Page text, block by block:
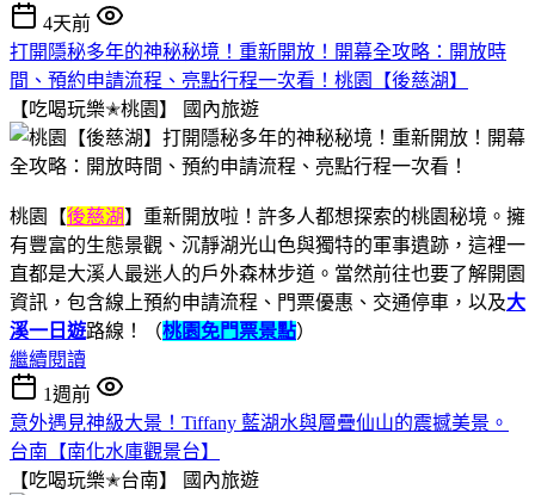
4天前
打開隱秘多年的神秘秘境！重新開放！開幕全攻略：開放時
間、預約申請流程、亮點行程一次看！桃園【後慈湖】
【吃喝玩樂✭桃園】
國內旅遊
桃園【後慈湖】重新開放啦！許多人都想探索的桃園秘境。擁
有豐富的生態景觀、沉靜湖光山色與獨特的軍事遺跡，這裡一
直都是大溪人最迷人的戶外森林步道。當然前往也要了解開園
資訊，包含線上預約申請流程、門票優惠、交通停車，以及大
溪一日遊路線！（桃園免門票景點）
繼續閱讀
1週前
意外遇見神級大景！Tiffany 藍湖水與層疊仙山的震撼美景。
台南【南化水庫觀景台】
【吃喝玩樂✭台南】
國內旅遊